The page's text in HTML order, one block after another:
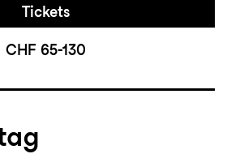
Tickets
CHF 65-130